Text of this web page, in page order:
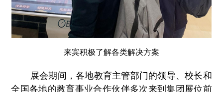
来宾积极了解各类解决方案
展会期间，各地教育主管部门的领导、校长和
全国各地的教育事业合作伙伴多次来到集团展位前